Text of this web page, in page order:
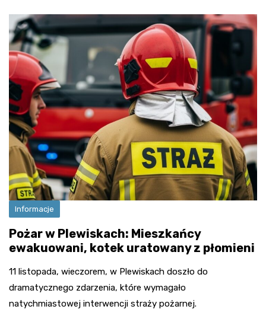
Informacje
Pożar w Plewiskach: Mieszkańcy
ewakuowani, kotek uratowany z płomieni
11 listopada, wieczorem, w Plewiskach doszło do
dramatycznego zdarzenia, które wymagało
natychmiastowej interwencji straży pożarnej.